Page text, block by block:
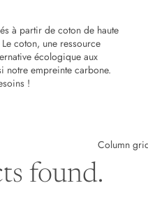
à partir de coton de haute
coton, une ressource
écologique aux
notre empreinte carbone.
!
Column
found.